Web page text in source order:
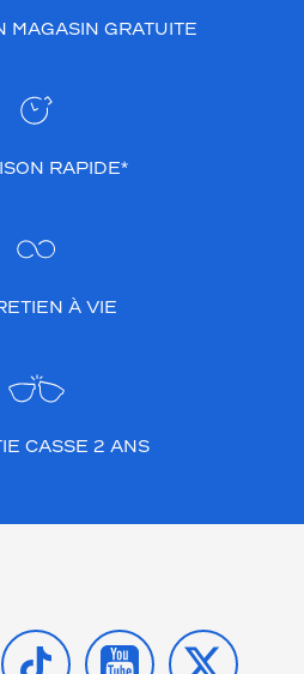
MAGASIN GRATUITE
RAPIDE*
À VIE
CASSE 2 ANS
TIKTOK YOUTUBE
X